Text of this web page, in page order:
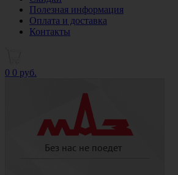
Полезная информация
Оплата и доставка
Контакты
0 0 руб.